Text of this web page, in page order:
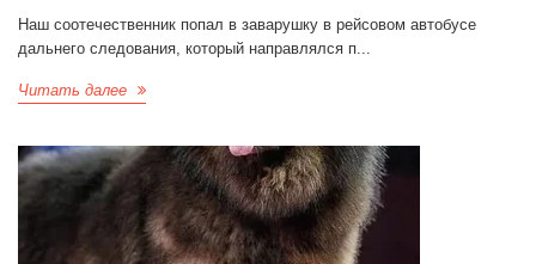
Наш соотечественник попал в заварушку в рейсовом автобусе
дальнего следования, который направлялся п...
Читать далее